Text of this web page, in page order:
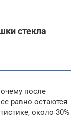
стекла
после
равно остаются
около 30%